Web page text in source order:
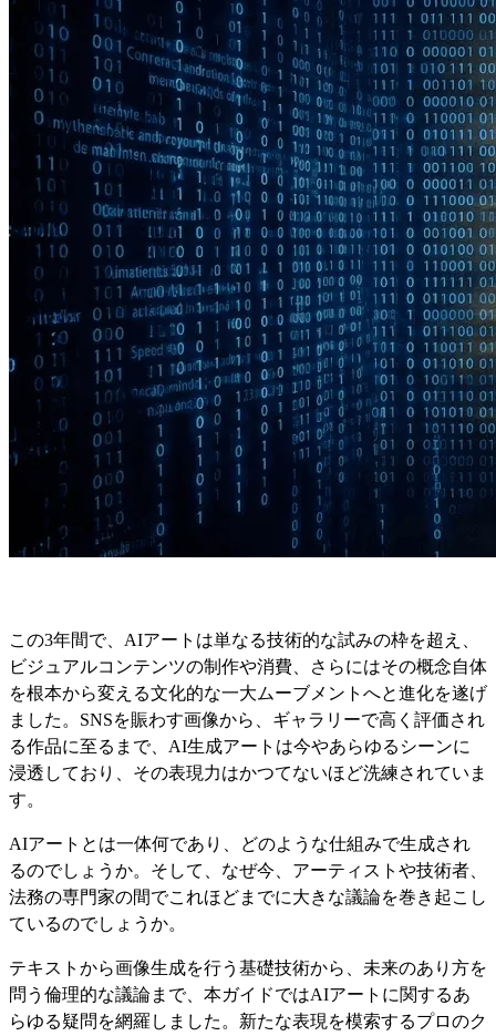
この3年間で、AIアートは単なる技術的な試みの枠を超え、
ビジュアルコンテンツの制作や消費、さらにはその概念自体
を根本から変える文化的な一大ムーブメントへと進化を遂げ
ました。SNSを賑わす画像から、ギャラリーで高く評価され
る作品に至るまで、AI生成アートは今やあらゆるシーンに
浸透しており、その表現力はかつてないほど洗練されていま
す。
AIアートとは一体何であり、どのような仕組みで生成され
るのでしょうか。そして、なぜ今、アーティストや技術者、
法務の専門家の間でこれほどまでに大きな議論を巻き起こし
ているのでしょうか。
テキストから画像生成を行う基礎技術から、未来のあり方を
問う倫理的な議論まで、本ガイドではAIアートに関するあ
らゆる疑問を網羅しました。新たな表現を模索するプロのク